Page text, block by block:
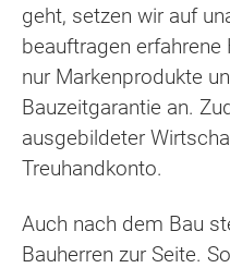
geht, setzen wir auf
beauftragen erfahrene
nur Markenprodukte
Bauzeitgarantie an.
ausgebildeter
Treuhandkonto.
Auch nach dem Bau
Bauherren zur Seite.